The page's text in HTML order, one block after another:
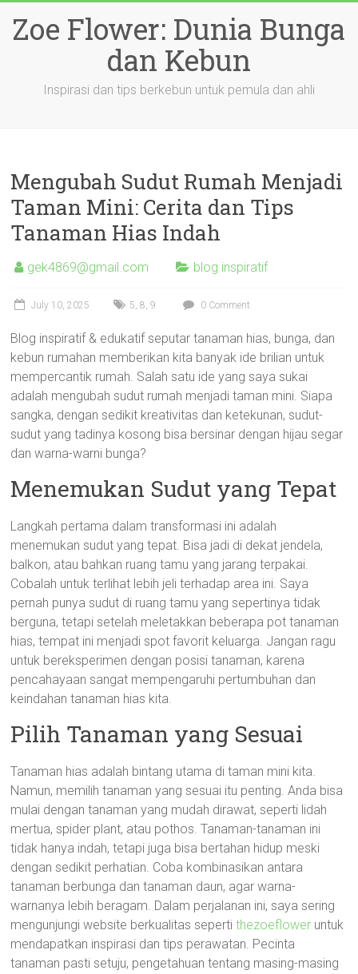
content
Zoe Flower: Dunia Bunga
dan Kebun
Inspirasi dan tips berkebun untuk pemula dan ahli
Mengubah Sudut Rumah Menjadi
Taman Mini: Cerita dan Tips
Tanaman Hias Indah
gek4869@gmail.com blog inspiratif
July 10, 2025 5,8,9 0 Comment
Blog inspiratif & edukatif seputar tanaman hias, bunga, dan
kebun rumahan memberikan kita banyak ide brilian untuk
mempercantik rumah. Salah satu ide yang saya sukai
adalah mengubah sudut rumah menjadi taman mini. Siapa
sangka, dengan sedikit kreativitas dan ketekunan, sudut-
sudut yang tadinya kosong bisa bersinar dengan hijau segar
dan warna-warni bunga?
Menemukan Sudut yang Tepat
Langkah pertama dalam transformasi ini adalah
menemukan sudut yang tepat. Bisa jadi di dekat jendela,
balkon, atau bahkan ruang tamu yang jarang terpakai.
Cobalah untuk terlihat lebih jeli terhadap area ini. Saya
pernah punya sudut di ruang tamu yang sepertinya tidak
berguna, tetapi setelah meletakkan beberapa pot tanaman
hias, tempat ini menjadi spot favorit keluarga. Jangan ragu
untuk bereksperimen dengan posisi tanaman, karena
pencahayaan sangat mempengaruhi pertumbuhan dan
keindahan tanaman hias kita.
Pilih Tanaman yang Sesuai
Tanaman hias adalah bintang utama di taman mini kita.
Namun, memilih tanaman yang sesuai itu penting. Anda bisa
mulai dengan tanaman yang mudah dirawat, seperti lidah
mertua, spider plant, atau pothos. Tanaman-tanaman ini
tidak hanya indah, tetapi juga bisa bertahan hidup meski
dengan sedikit perhatian. Coba kombinasikan antara
tanaman berbunga dan tanaman daun, agar warna-
warnanya lebih beragam. Dalam perjalanan ini, saya sering
mengunjungi website berkualitas sepertithezoeflower untuk
mendapatkan inspirasi dan tips perawatan. Pecinta
tanaman pasti setuju, pengetahuan tentang masing-masing